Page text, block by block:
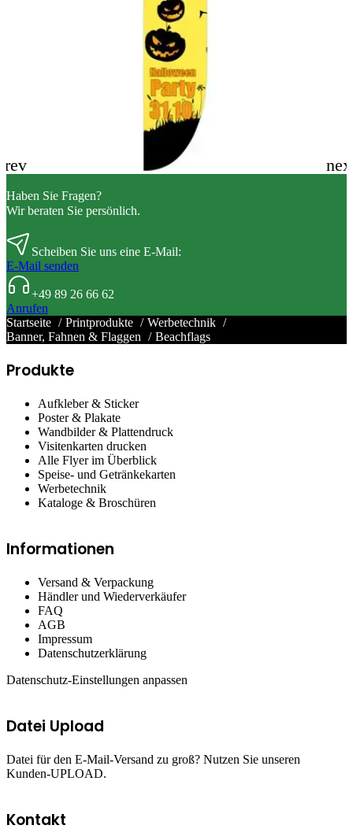
Haben Sie Fragen?
Wir beraten Sie persönlich.
Scheiben Sie uns eine E-Mail:
E-Mail senden
+49 89 26 66 62
Anrufen
Startseite
Printprodukte
Werbetechnik
Banner, Fahnen & Flaggen
Beachflags
Produkte
Aufkleber & Sticker
Poster & Plakate
Wandbilder & Plattendruck
Visitenkarten drucken
Alle Flyer im Überblick
Speise- und Getränkekarten
Werbetechnik
Kataloge & Broschüren
Informationen
Versand & Verpackung
Händler und Wiederverkäufer
FAQ
AGB
Impressum
Datenschutzerklärung
Datenschutz-Einstellungen anpassen
Datei Upload
Datei für den E-Mail-Versand zu groß? Nutzen Sie unseren
Kunden-UPLOAD.
Kontakt